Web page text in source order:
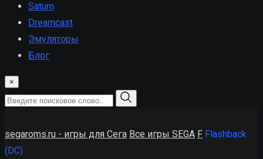
Saturn
Dreamcast
Эмуляторы
Блог
×
segaroms.ru - игры для Сега Все игры SEGA F Flashback
(DC)